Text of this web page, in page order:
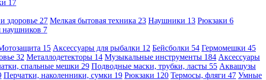
17
здоровье 27 Мелкая бытовая техника 23 Наушники 13 Рюкзаки 6
наушников 7
15 Аксессуары для рыбалки 12 Бейсболки 54 Гермомешки 45
32 Металлодетекторы 14 Музыкальные инструменты 184 Аксессуары
спальные мешки 29 Подводные маски, трубки, ласты 55 Аквашузы
Перчатки, наколенники, сумки 19 Рюкзаки 120 Термосы, фляги 47 Умные